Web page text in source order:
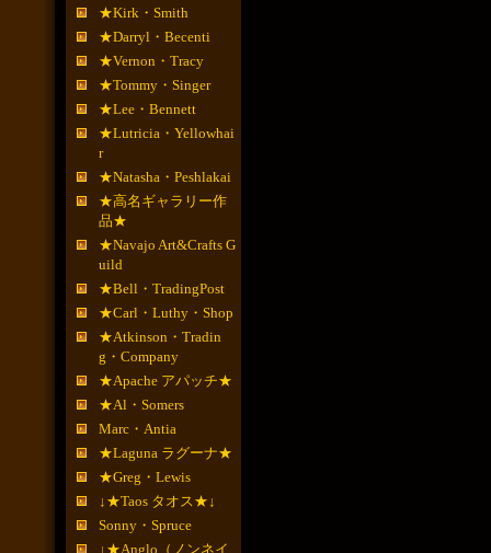
★Kirk・Smith
★Darryl・Becenti
★Vernon・Tracy
★Tommy・Singer
★Lee・Bennett
★Lutricia・Yellowhai
r
★Natasha・Peshlakai
★高名ギャラリー作
品★
★Navajo Art&Crafts G
uild
★Bell・TradingPost
★Carl・Luthy・Shop
★Atkinson・Tradin
g・Company
★Apache アパッチ★
★Al・Somers
Marc・Antia
★Laguna ラグーナ★
★Greg・Lewis
↓★Taos タオス★↓
Sonny・Spruce
↓★Anglo（ノンネイ